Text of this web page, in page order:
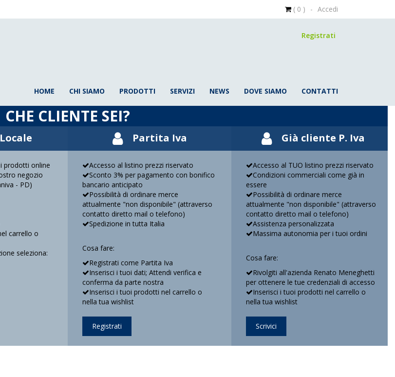
( 0 ) - Accedi
Registrati
HOME CHI SIAMO PRODOTTI SERVIZI NEWS DOVE SIAMO CONTATTI
CHE CLIENTE SEI?
prodotti online
negozio
- PD)
carrello o
seleziona:
Partita Iva
Accesso al listino prezzi riservato
Sconto 3% per pagamento con bonifico
bancario anticipato
Possibilità di ordinare merce
attualmente "non disponibile" (attraverso
contatto diretto mail o telefono)
Spedizione in tutta Italia
Cosa fare:
Registrati come Partita Iva
Inserisci i tuoi dati; Attendi verifica e
conferma da parte nostra
Inserisci i tuoi prodotti nel carrello o
nella tua wishlist
Registrati
Già cliente P. Iva
Accesso al TUO listino prezzi riservato
Condizioni commerciali come già in
essere
Possibilità di ordinare merce
attualmente "non disponibile" (attraverso
contatto diretto mail o telefono)
Assistenza personalizzata
Massima autonomia per i tuoi ordini
Cosa fare:
Rivolgiti all'azienda Renato Meneghetti
per ottenere le tue credenziali di accesso
Inserisci i tuoi prodotti nel carrello o
nella tua wishlist
Scrivici